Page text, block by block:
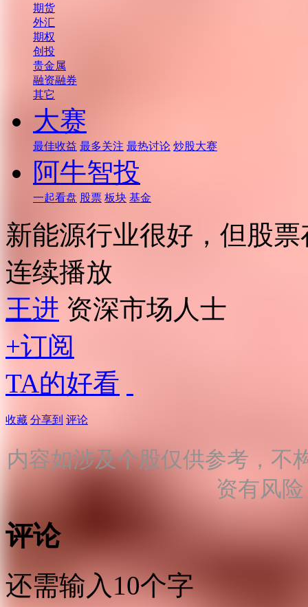
期货
外汇
期权
创投
贵金属
融资融券
其它
大赛
最佳收益 最多关注 最热讨论 炒股大赛
阿牛智投
一起看盘 股票 板块 基金
新能源行业很好，但股
连续播放
王进 资深市场人士
+订阅
TA的好看
收藏 分享到 评论
内容如涉及个股仅供参考，不
资有风
评论
还需输入10个字